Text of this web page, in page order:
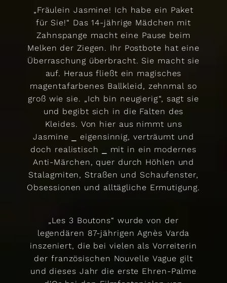
„Fräulein Jasmine! Ich habe ein Paket
für Sie!“ Das 14-jährige Mädchen mit
Zahnspange macht eine Pause beim
Melken der Ziegen. Ihr Postbote hat eine
Überraschung überbracht. Sie macht sie
auf. Heraus fließt ein magisches
magentafarbenes Ballkleid, zehnmal so
groß wie sie. „Ich bin neugierig“, sagt sie
und begibt sich in die Falten des
Kleides. Von hier aus nimmt uns
Jasmine ⎯ eigensinnig, verträumt und
doch realistisch ⎯ mit in ein modernes
Anti-Märchen, quer durch Höhlen und
Stalagmiten, Straßen und Schaufenster,
Obsessionen und alltägliche Ermutigung.
„Les 3 Boutons“ wurde von der
legendären 87-jährigen Agnès Varda
inszeniert, die bei vielen als Vorreiterin
der französischen Nouvelle Vague gilt
und dieses Jahr die erste Ehren-Palme